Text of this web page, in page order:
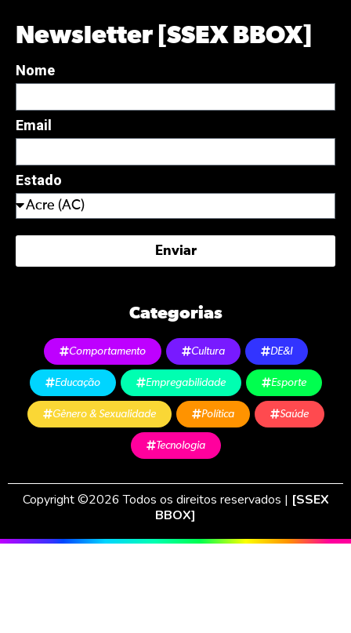
Newsletter [SSEX BBOX]
Nome
Email
Estado
Enviar
Categorias
Comportamento Cultura DE&I
Educação Empregabilidade Esporte
Gênero & Sexualidade Política Saúde
Tecnologia
Copyright ©2026 Todos os direitos reservados | [SSEX
BBOX]